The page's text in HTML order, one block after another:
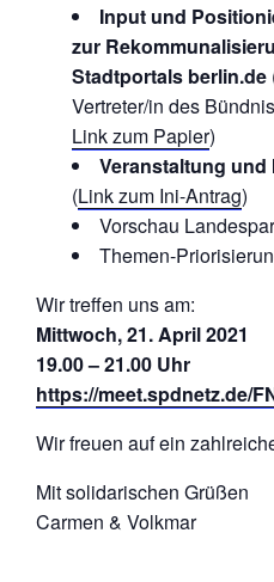
Input und
zur
Stadtportals berlin.de
Vertreter/in des
Link zum Papier)
Veranstaltung
(Link zum Ini-Antrag)
Vorschau
Themen-
Wir treffen uns am:
Mittwoch, 21. April 2021
19.00 – 21.00 Uhr
https://meet.spdnetz.de/
Wir freuen auf ein
Mit solidarischen Grüßen
Carmen & Volkmar